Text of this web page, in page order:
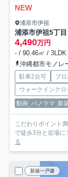
NEW
浦添市伊祖
浦添市伊祖5丁
4,490万円
- / 90.46㎡ /
沖縄都市モノレ
駐車2台可 プ
ウォークインクロ
動画 パノラマ 新
こだわりポイント
で徒歩3分と近場に
る
新築一戸建